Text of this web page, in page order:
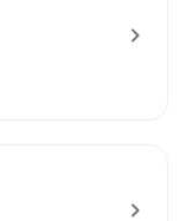
chevron_right
chevron_right